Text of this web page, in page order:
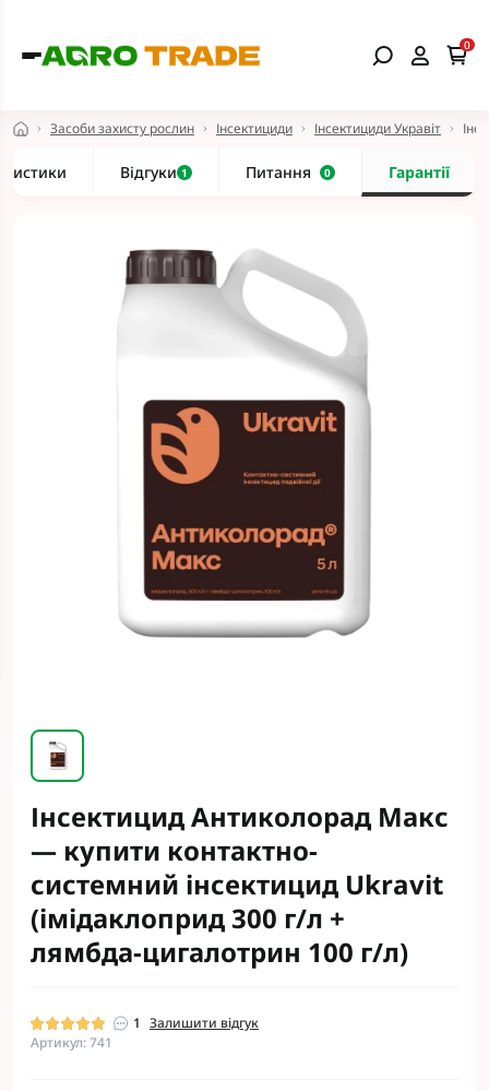
0
Засоби захисту рослин Інсектициди Інсектициди Укравіт
Відгуки 1 Питання 0 Гарантії
Інсектицид Антиколорад Макс
— купити контактно-
системний інсектицид Ukravit
(імідаклоприд 300 г/л +
лямбда-цигалотрин 100 г/л)
1 Залишити відгук
Артикул: 741